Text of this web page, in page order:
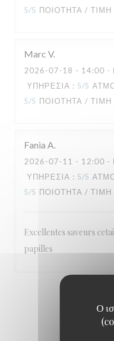
Ο
5/5 ΠΟΙΌΤΗΤΑ / ΤΙΜΉ
Marc V
2026-07-18 - 14:00 -
ΥΠΗΡΕΣΊΑ : 5/5
5/5 ΠΟΙΌΤΗΤΑ / ΤΙΜΉ
Fania A
2026-07-11 - 12:00 -
ΥΠΗΡΕΣΊΑ : 5/5
5/5 ΠΟΙΌΤΗΤΑ / ΤΙΜΉ
Excellentes saveurs
papilles